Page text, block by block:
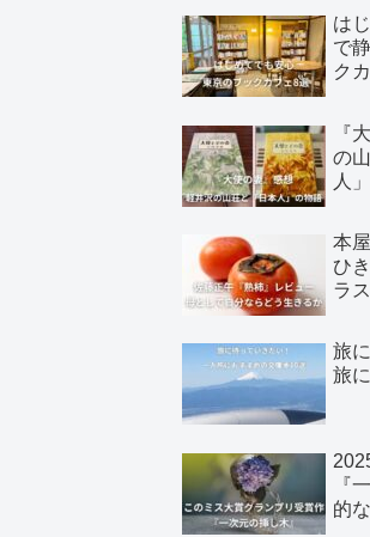
は
で
ク
『
の
人
本
ひ
ラ
旅
旅
『
的